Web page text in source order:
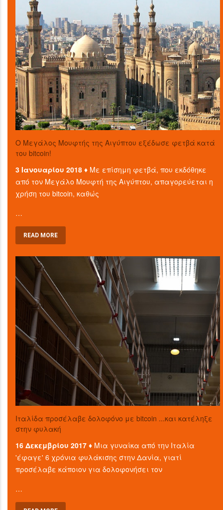
O Μεγάλος Μουφτής της Αιγύπτου εξέδωσε φετβά κατά
του bitcoin!
3 Ιανουαρίου 2018 ♦ Με επίσημη φετβά, που εκδόθηκε
από τον Μεγάλο Μουφτή της Αιγύπτου, απαγορεύεται η
χρήση του bitcoin, καθώς
…
READ MORE
Ιταλίδα προσέλαβε δολοφόνο με bitcoin ...και κατέληξε
στην φυλακή
16 Δεκεμβρίου 2017 ♦ Μια γυναίκα από την Ιταλία
'έφαγε' 6 χρόνια φυλάκισης στην Δανία, γιατί
προσέλαβε κάποιον για δολοφονήσει τον
…